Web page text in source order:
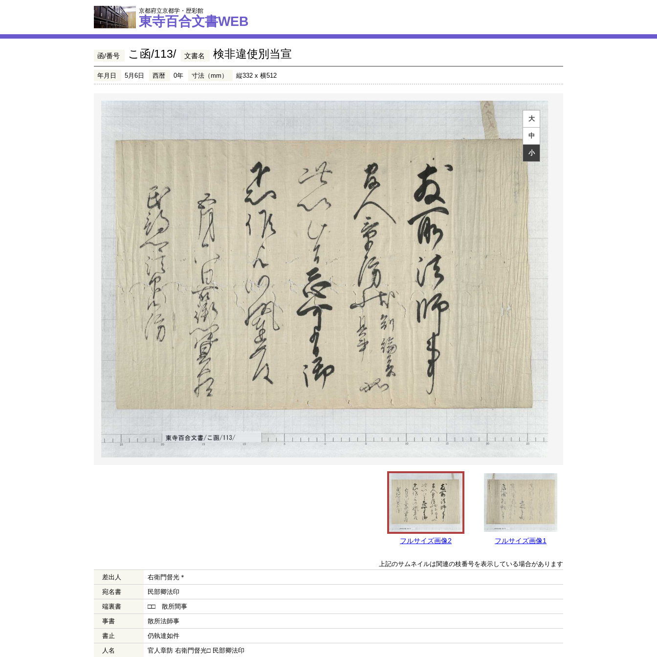
京都府立京都学・歴彩館
東寺百合文書WEB
函/番号 こ函/113/ 文書名 検非違使別当宣
年月日 5月6日 西暦 0年 寸法（mm） 縦332 x 横512
大
中
小
フルサイズ画像2 フルサイズ画像1
上記のサムネイルは関連の枝番号を表示している場合があります
差出人
右衛門督光＊
宛名書
民部卿法印
端裏書
□□ 散所間事
事書
散所法師事
書止
仍執達如件
人名
官人章防 右衛門督光□ 民部卿法印